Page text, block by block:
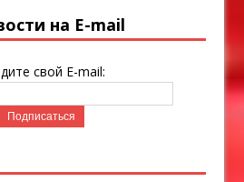
на E-mail
свой E-mail: